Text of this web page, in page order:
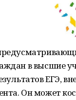
в высшие
ЕГЭ,
Он может